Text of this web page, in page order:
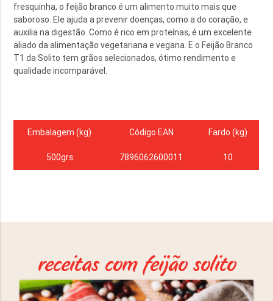
fresquinha, o feijão branco é um alimento muito mais que
saboroso. Ele ajuda a prevenir doenças, como a do coração, e
auxilia na digestão. Como é rico em proteínas, é um excelente
aliado da alimentação vegetariana e vegana. E o Feijão Branco
T1 da Solito tem grãos selecionados, ótimo rendimento e
qualidade incomparável.
Embalagem (kg) Código EAN Fardo (kg)
500grs 7896062600011 10
receitas com feijão solito